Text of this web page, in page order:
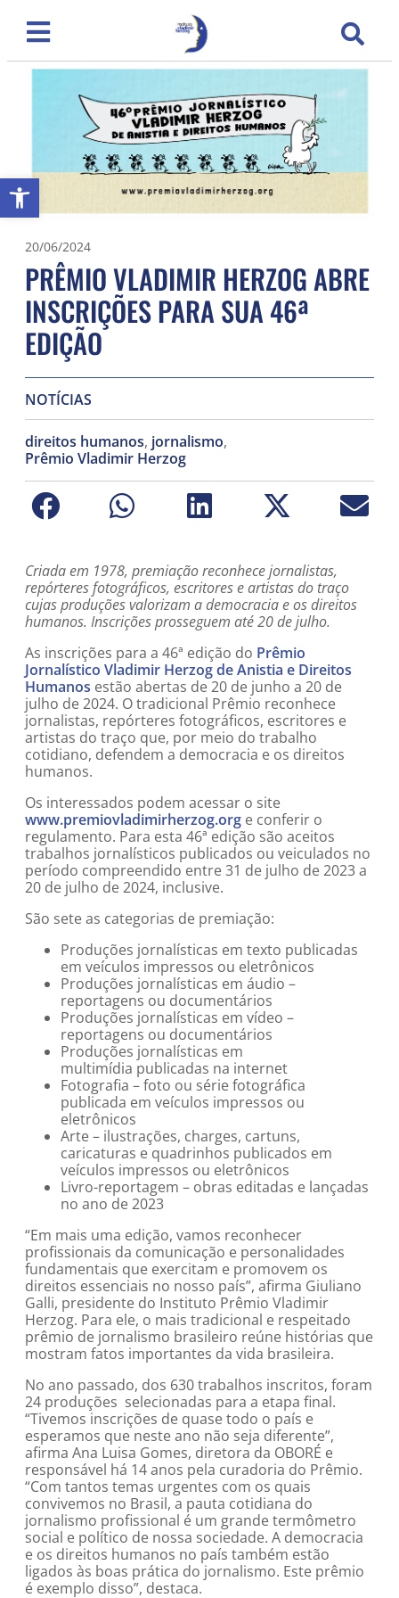
Abrir a barra de ferramentas
20/06/2024
PRÊMIO VLADIMIR HERZOG ABRE
INSCRIÇÕES PARA SUA 46ª
EDIÇÃO
NOTÍCIAS
direitos humanos, jornalismo,
Prêmio Vladimir Herzog
Criada em 1978, premiação reconhece jornalistas,
repórteres fotográficos, escritores e artistas do traço
cujas produções valorizam a democracia e os direitos
humanos. Inscrições prosseguem até 20 de julho.
As inscrições para a 46ª edição do Prêmio
Jornalístico Vladimir Herzog de Anistia e Direitos
Humanos estão abertas de 20 de junho a 20 de
julho de 2024. O tradicional Prêmio reconhece
jornalistas, repórteres fotográficos, escritores e
artistas do traço que, por meio do trabalho
cotidiano, defendem a democracia e os direitos
humanos.
Os interessados podem acessar o site
www.premiovladimirherzog.org e conferir o
regulamento. Para esta 46ª edição são aceitos
trabalhos jornalísticos publicados ou veiculados no
período compreendido entre 31 de julho de 2023 a
20 de julho de 2024, inclusive.
São sete as categorias de premiação:
Produções jornalísticas em texto publicadas
em veículos impressos ou eletrônicos
Produções jornalísticas em áudio –
reportagens ou documentários
Produções jornalísticas em vídeo –
reportagens ou documentários
Produções jornalísticas em
multimídia publicadas na internet
Fotografia – foto ou série fotográfica
publicada em veículos impressos ou
eletrônicos
Arte – ilustrações, charges, cartuns,
caricaturas e quadrinhos publicados em
veículos impressos ou eletrônicos
Livro-reportagem – obras editadas e lançadas
no ano de 2023
“Em mais uma edição, vamos reconhecer
profissionais da comunicação e personalidades
fundamentais que exercitam e promovem os
direitos essenciais no nosso país”, afirma Giuliano
Galli, presidente do Instituto Prêmio Vladimir
Herzog. Para ele, o mais tradicional e respeitado
prêmio de jornalismo brasileiro reúne histórias que
mostram fatos importantes da vida brasileira.
No ano passado, dos 630 trabalhos inscritos, foram
24 produções selecionadas para a etapa final.
“Tivemos inscrições de quase todo o país e
esperamos que neste ano não seja diferente”,
afirma Ana Luisa Gomes, diretora da OBORÉ e
responsável há 14 anos pela curadoria do Prêmio.
“Com tantos temas urgentes com os quais
convivemos no Brasil, a pauta cotidiana do
jornalismo profissional é um grande termômetro
social e político de nossa sociedade. A democracia
e os direitos humanos no país também estão
ligados às boas prática do jornalismo. Este prêmio
é exemplo disso”, destaca.